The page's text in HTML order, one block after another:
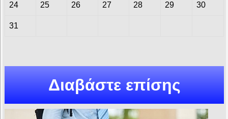
24 25 26 27 28 29 30
31
Διαβάστε επίσης